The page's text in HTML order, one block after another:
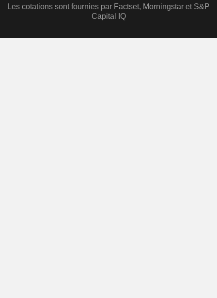
Les cotations sont fournies par Factset, Morningstar et S&P
Capital IQ